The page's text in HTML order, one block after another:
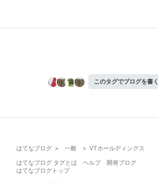
このタグでブログを書く
はてなブログ > 一般 > VTホールディングス
はてなブログ タグとは
ヘルプ
開発ブログ
はてなブログトップ